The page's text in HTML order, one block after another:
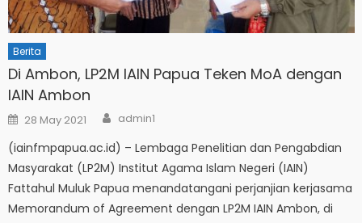
Berita
Di Ambon, LP2M IAIN Papua Teken MoA dengan
IAIN Ambon
Posted
on
28 May 2021 Author
admin1
(iainfmpapua.ac.id) – Lembaga Penelitian dan Pengabdian
Masyarakat (LP2M) Institut Agama Islam Negeri (IAIN)
Fattahul Muluk Papua menandatangani perjanjian kerjasama
Memorandum of Agreement dengan LP2M IAIN Ambon, di